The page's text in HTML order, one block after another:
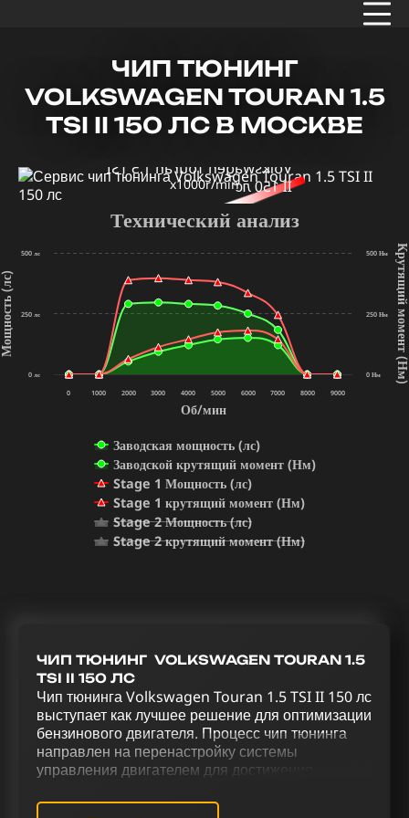
ЧИП ТЮНИНГ
VOLKSWAGEN TOURAN 1.5
TSI II 150 ЛС В МОСКВЕ
x1000r/min
Об/мин
(лс)
Технический анализ
Заводская мощность (лс)
Заводской крутящий момент (Нм)
Stage 1 Мощность (лс)
Stage 1 крутящий момент (Нм)
Stage 2 Мощность (лс)
Stage 2 крутящий момент (Нм)
0 1000 2000 3000 4000 5000 6000 7000 8000 9000
0 лс
250 лс
500 лс
0 Нм
250 Нм
500 Нм
ЧИП ТЮНИНГ VOLKSWAGEN TOURAN 1.5
TSI II 150 ЛС
Чип тюнинга Volkswagen Touran 1.5 TSI II 150 лс
выступает как лучшее решение для оптимизации
бензинового двигателя. Процесс чип тюнинга
направлен на перенастройку системы
управления двигателем для достижения
тщательно подобранный комплекс тюнинговых